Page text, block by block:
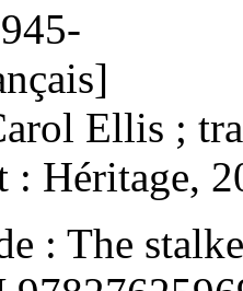
Ellis ;
: Héritage,
: The